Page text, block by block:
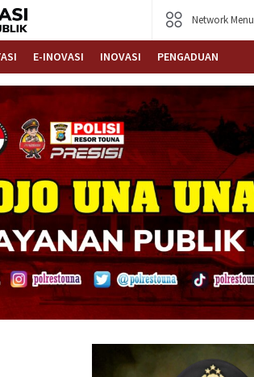
Network Menu
E-INOVASI INOVASI PENGADUAN